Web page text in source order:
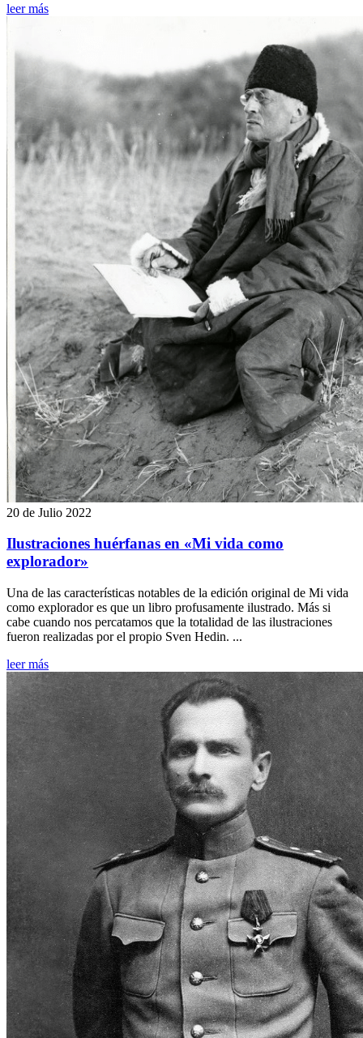
leer más
20 de Julio 2022
Ilustraciones huérfanas en «Mi vida como
explorador»
Una de las características notables de la edición original de Mi vida
como explorador es que un libro profusamente ilustrado. Más si
cabe cuando nos percatamos que la totalidad de las ilustraciones
fueron realizadas por el propio Sven Hedin. ...
leer más